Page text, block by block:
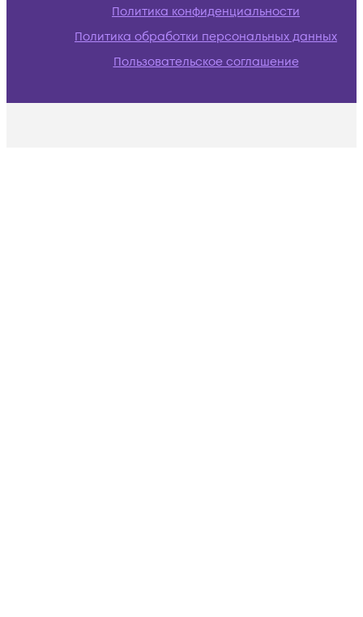
Политика конфиденциальности
Политика обработки персональных данных
Пользовательское соглашение